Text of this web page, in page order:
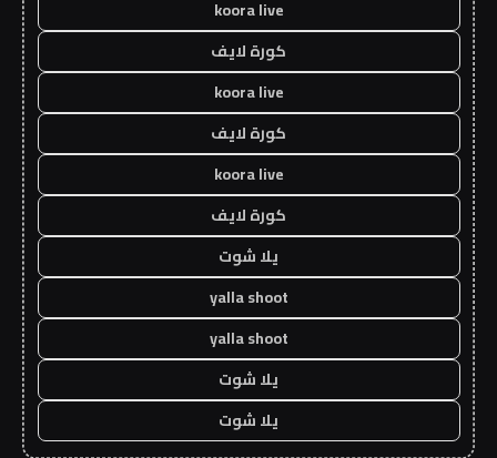
koora live
كورة لايف
koora live
كورة لايف
koora live
كورة لايف
يلا شوت
yalla shoot
yalla shoot
يلا شوت
يلا شوت